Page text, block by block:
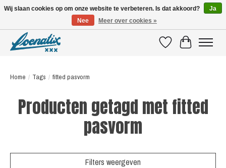
VerlanglijstWinkelwagen
Home / Tags / fitted pasvorm
Producten getagd met fitted
pasvorm
Filters weergeven
Wij slaan cookies op om onze website te verbeteren. Is dat akkoord?
Ja
Nee
Meer over cookies »